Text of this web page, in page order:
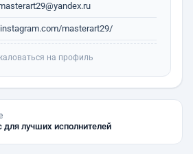
masterart29/
на профиль
лучших исполнителей